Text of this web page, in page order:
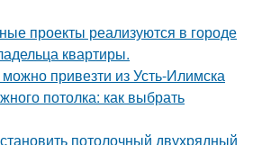
проекты реализуются в городе
квартиры.
привезти из Усть-Илимска
потолка: как выбрать
потолочный двухрядный